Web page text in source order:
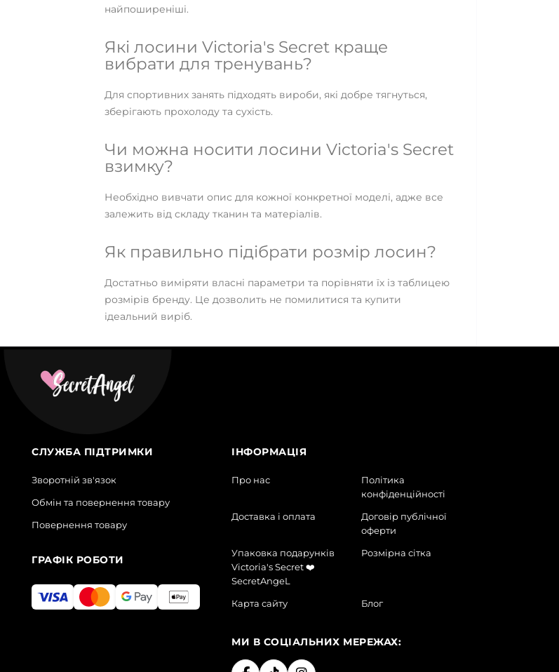
найпоширеніші.
Які лосини Victoria's Secret краще
вибрати для тренувань?
Для спортивних занять підходять вироби, які добре тягнуться,
зберігають прохолоду та сухість.
Чи можна носити лосини Victoria's Secret
взимку?
Необхідно вивчати опис для кожної конкретної моделі, адже все
залежить від складу тканин та матеріалів.
Як правильно підібрати розмір лосин?
Достатньо виміряти власні параметри та порівняти їх із таблицею
розмірів бренду. Це дозволить не помилитися та купити
ідеальний виріб.
СЛУЖБА ПІДТРИМКИ
Зворотній зв'язок
Обмін та повернення товару
Повернення товару
ГРАФІК РОБОТИ
ІНФОРМАЦІЯ
Про нас
Політика
конфіденційності
Доставка і оплата
Договір публічної
оферти
Упаковка подарунків
Victoria's Secret ❤️
SecretAngeL
Розмірна сітка
Карта сайту Блог
МИ В СОЦІАЛЬНИХ МЕРЕЖАХ: